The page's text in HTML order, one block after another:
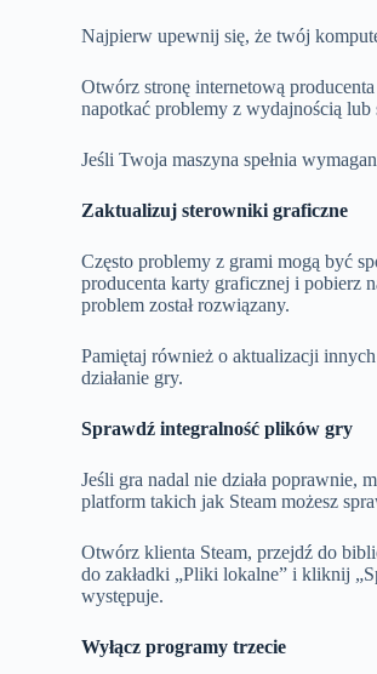
Najpierw upewnij się, że twój
Otwórz stronę internetową
napotkać problemy z wydajnością lub
Jeśli Twoja maszyna spełnia
Zaktualizuj sterowniki graficzne
Często problemy z grami mogą być
producenta karty graficznej i pobierz
problem został rozwiązany.
Pamiętaj również o aktualizacji
działanie gry.
Sprawdź integralność plików gry
Jeśli gra nadal nie działa poprawnie,
platform takich jak Steam możesz
Otwórz klienta Steam, przejdź do
do zakładki „Pliki lokalne” i kliknij
występuje.
Wyłącz programy trzecie